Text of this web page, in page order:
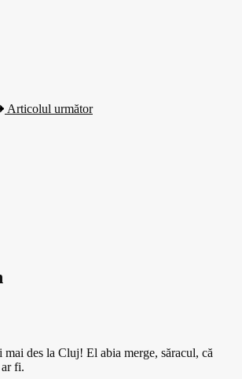
Articolul următor
mai des la Cluj! El abia merge, săracul, că
fi.